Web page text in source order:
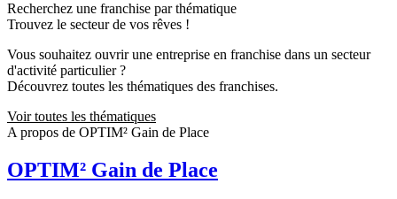
Recherchez une franchise par thématique
Trouvez le secteur de vos rêves !
Vous souhaitez ouvrir une entreprise en franchise dans un secteur
d'activité particulier ?
Découvrez toutes les thématiques des franchises.
Voir toutes les thématiques
A propos de OPTIM² Gain de Place
OPTIM² Gain de Place